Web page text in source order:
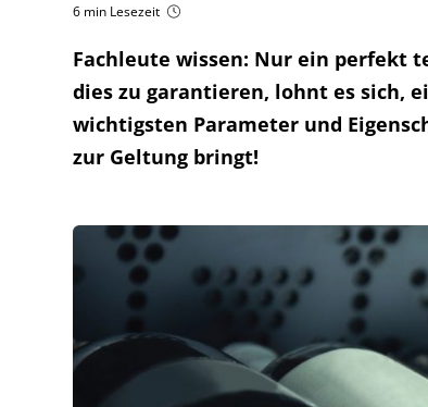
6 min Lesezeit
Fachleute wissen: Nur ein perfekt
dies zu garantieren, lohnt es sich,
wichtigsten Parameter und
zur Geltung bringt!